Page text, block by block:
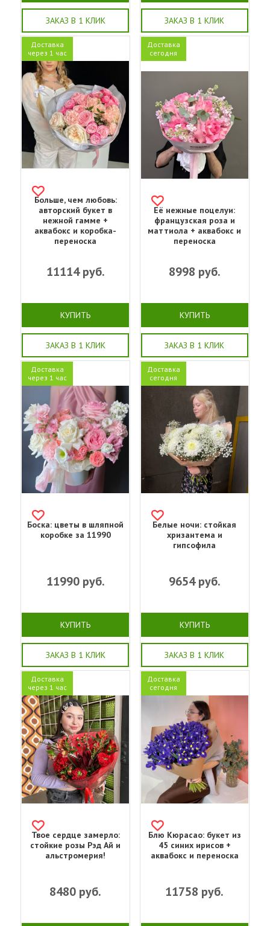
ЗАКАЗ В 1 КЛИК ЗАКАЗ В 1 КЛИК
Доставка
через 1 час
Больше, чем любовь:
авторский букет в
нежной гамме +
аквабокс и коробка-
переноска
11114руб.
КУПИТЬ
ЗАКАЗ В 1 КЛИК
Доставка
сегодня
Её нежные поцелуи:
французская роза и
маттиола + аквабокс и
переноска
8998 руб.
КУПИТЬ
ЗАКАЗ В 1 КЛИК
Доставка
через 1 час
Боска: цветы в шляпной
коробке за 11990
11990руб.
КУПИТЬ
ЗАКАЗ В 1 КЛИК
Доставка
сегодня
Белые ночи: стойкая
хризантема и
гипсофила
9654руб.
КУПИТЬ
ЗАКАЗ В 1 КЛИК
Доставка
через 1 час
Твое сердце замерло:
стойкие розы Рэд Ай и
альстромерия!
8480 руб.
Доставка
сегодня
Блю Кюрасао: букет из
45 синих ирисов +
аквабокс и переноска
11758 руб.